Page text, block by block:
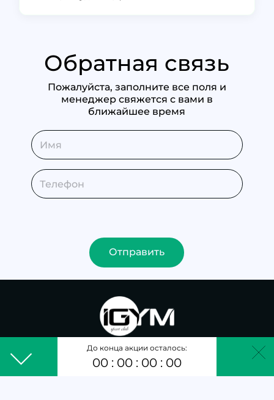
Обратная связь
Пожалуйста, заполните все поля и
менеджер свяжется с вами в
ближайшее время
Отправить
КЛУБ НОВОГО ПОКОЛЕНИЯ
Пакуй форму – ждём в iGYM.
До конца акции осталось:
00 : 00 : 00 : 00